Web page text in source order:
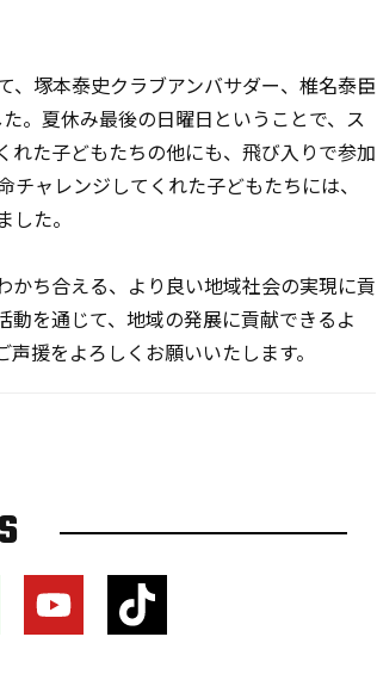
塚本泰史クラブアンバサダー、椎名泰臣
。夏休み最後の日曜日ということで、ス
れた子どもたちの他にも、飛び入りで参加
ャレンジしてくれた子どもたちには、
た。
ち合える、より良い地域社会の実現に貢
を通じて、地域の発展に貢献できるよ
援をよろしくお願いいたします。